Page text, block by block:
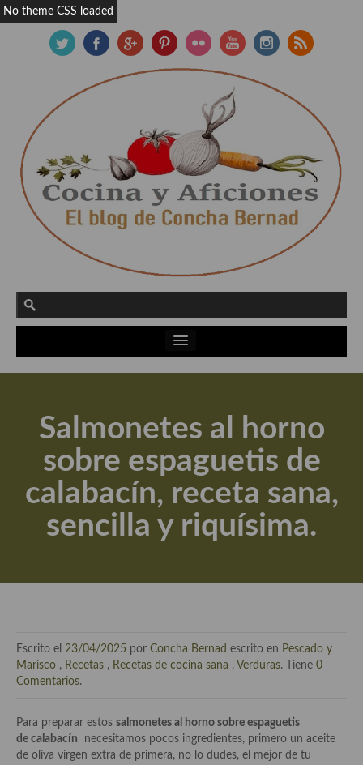
Actualidad y recomendaciones
Apuntes, estudios sobre temas interesantes e importantes
Aceite de Oliva Virgen Extra (AOVE)
Recetas maridadas con los mejores AOVES
Flores en la cocina recetas
En la mesa: menaje, vajilla, técnicas de emplatado, decoración
Historia de la gastronomía, platos celebres, cocineros, críticos,
historias culinarias y otras cosas
Salmonetes al horno
sobre espaguetis de
calabacín, receta sana,
sencilla y riquísima.
Escrito el 23/04/2025 por Concha Bernad escrito en Pescado y
Marisco , Recetas , Recetas de cocina sana , Verduras. Tiene 0
Comentarios.
Para preparar estos salmonetes al horno sobre espaguetis
de calabacín
necesitamos pocos ingredientes, primero un aceite
de oliva virgen extra de primera, no lo dudes, el mejor de tu
No theme CSS loaded